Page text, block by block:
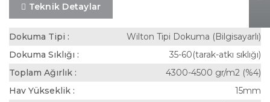
Teknik Detaylar
Dokuma Tipi :
Wilton Tipi Dokuma (Bilgisayarlı)
Dokuma Sıklığı :
35-60(tarak-atkı sıklığı)
Toplam Ağırlık :
4300-4500 gr/m2 (%4)
Hav Yükseklik :
15mm